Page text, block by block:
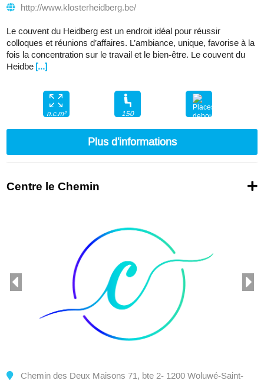
http://www.klosterheidberg.be/
Le couvent du Heidberg est un endroit idéal pour réussir
colloques et réunions d’affaires. L’ambiance, unique, favorise à la
fois la concentration sur le travail et le bien-être. Le couvent du
Heidbe [...]
n.c.m²
150
Plus d'informations
Centre le Chemin
Chemin des Deux Maisons 71, bte 2- 1200 Woluwé-Saint-